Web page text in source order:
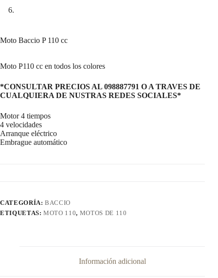
Moto Baccio P 110 cc
Moto P110 cc en todos los colores
*CONSULTAR PRECIOS AL 098887791 O A TRAVES DE
CUALQUIERA DE NUSTRAS REDES SOCIALES*
Motor 4 tiempos
4 velocidades
Arranque eléctrico
Embrague automático
CATEGORÍA:BACCIO
ETIQUETAS:MOTO 110, MOTOS DE 110
Información adicional